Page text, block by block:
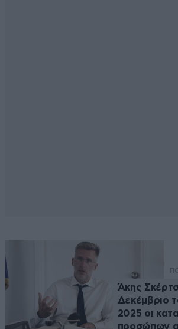
Άκης
Δεκέμβριο
2025 οι
προσώπων